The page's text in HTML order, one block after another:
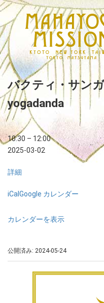
バクティ・サン
yogadanda
10:30 – 12:00
2025-03-02
詳細
iCal Google カレンダー
カレンダーを表示
公開済み: 2024-05-24